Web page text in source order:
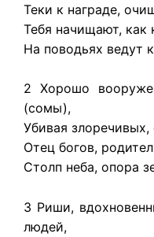
Теки к награде,
Тебя начищают, как
На поводьях ведут
2 Хорошо
(сомы),
Убивая
Отец богов,
Столп неба, опора
3 Риши,
людей,